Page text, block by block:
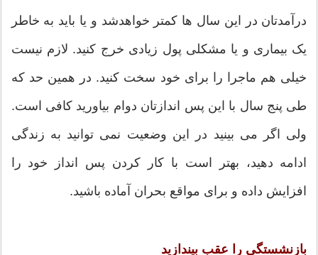
درآمدتان در این سال ها کمتر خواهدشد و یا باید به خاطر
یک بیماری و یا مشکلی پول زیادی خرج کنید. لازم نیست
خیلی هم ماجرا را برای خود سخت کنید. در همین حد که
طی پنج سال با این پس اندازتان دوام بیاورید کافی است.
ولی اگر می بینید در این وضعیت نمی توانید به زندگی
ادامه دهید، بهتر است با کار کردن پس انداز خود را
افزایش داده و برای مواقع بحران آماده باشید.
بازنشستگی را عقب بیندازید